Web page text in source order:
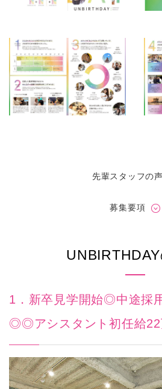
先輩スタッフの
募集要項
1．新卒見学開始◎中途採
◎◎アシスタント初任給22